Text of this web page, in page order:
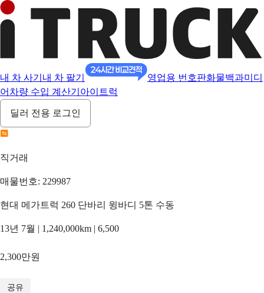
내 차 사기 내 차 팔기 영업용 번호판화물백과미디
어 차량 수입 계산기 아이트럭
딜러 전용 로그인
직거래
매물번호: 229987
현대 메가트럭 260 단바리 윙바디 5톤 수동
13년 7월 | 1,240,000km | 6,500
2,300만원
공유
/6